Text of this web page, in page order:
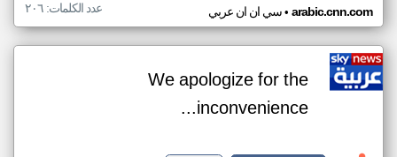
سي ان ان عربي• arabic.cnn.com عدد الكلمات: ٢٠٦
We apologize for the
inconvenience...